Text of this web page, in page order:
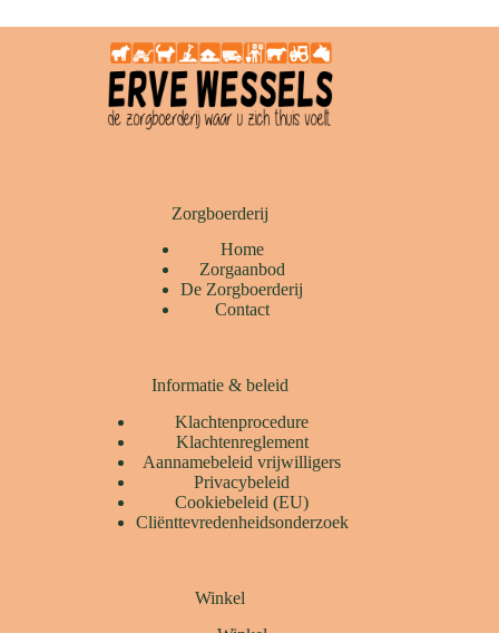
Zorgboerderij
Home
Zorgaanbod
De Zorgboerderij
Contact
Informatie & beleid
Klachtenprocedure
Klachtenreglement
Aannamebeleid vrijwilligers
Privacybeleid
Cookiebeleid (EU)
Cliënttevredenheidsonderzoek
Winkel